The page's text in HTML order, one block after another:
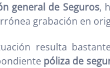
general de Seguros,
grabación en
resulta
póliza de